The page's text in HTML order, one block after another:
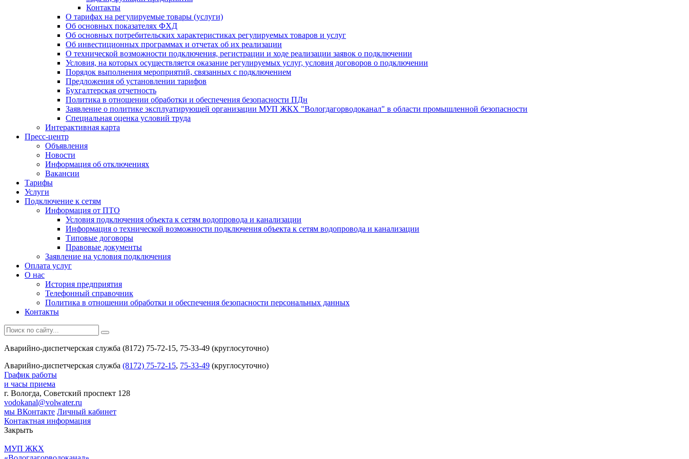
Контакты
О тарифах на регулируемые товары (услуги)
Об основных показателях ФХД
Об основных потребительских характеристиках регулируемых товаров и услуг
Об инвестиционных программах и отчетах об их реализации
О технической возможности подключения, регистрации и ходе реализации заявок о подключении
Условия, на которых осуществляется оказание регулируемых услуг, условия договоров о подключении
Порядок выполнения мероприятий, связанных с подключением
Предложения об установлении тарифов
Бухгалтерская отчетность
Политика в отношении обработки и обеспечения безопасности ПДн
Заявление о политике эксплуатирующей организации МУП ЖКХ "Вологдагорводоканал" в области промышленной безопасности
Специальная оценка условий труда
Интерактивная карта
Пресс-центр
Объявления
Новости
Информация об отключениях
Вакансии
Тарифы
Услуги
Подключение к сетям
Информация от ПТО
Условия подключения объекта к сетям водопровода и канализации
Информация о технической возможности подключения объекта к сетям водопровода и канализации
Типовые договоры
Правовые документы
Заявление на условия подключения
Оплата услуг
О нас
История предприятия
Телефонный справочник
Политика в отношении обработки и обеспечения безопасности персональных данных
Контакты
Аварийно-диспетчерская служба (8172) 75-72-15, 75-33-49 (круглосуточно)
Аварийно-диспетчерская служба (8172) 75-72-15, 75-33-49 (круглосуточно)
График работы
и часы приема
г. Вологда, Советский проспект 128
vodokanal@volwater.ru
мы ВКонтакте Личный кабинет
Контактная информация
Закрыть
МУП ЖКХ